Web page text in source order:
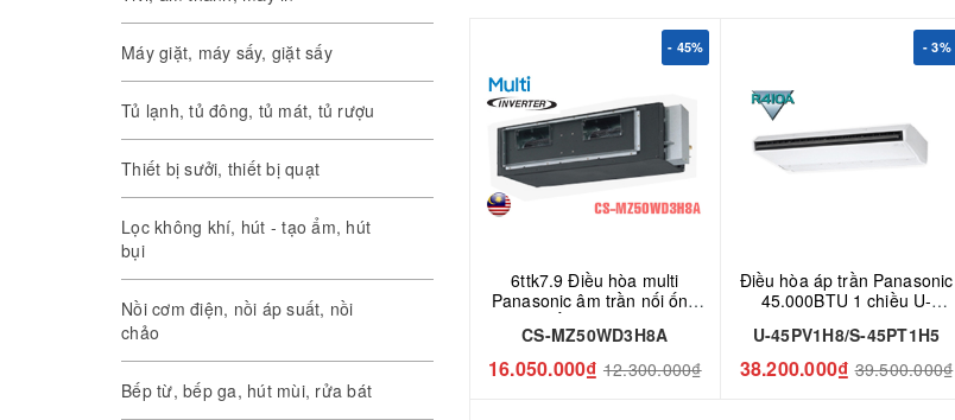
Máy giặt, máy sấy, giặt sấy
Tủ lạnh, tủ đông, tủ mát, tủ rượu
Thiết bị sưởi, thiết bị quạt
Lọc không khí, hút - tạo ẩm, hút
bụi
Nồi cơm điện, nồi áp suất, nồi
chảo
Bếp từ, bếp ga, hút mùi, rửa bát
- 45%
6ttk7.9 Điều hòa multi
Panasonic âm trần nối ống
gió 2 chiều 18000BTU CS-
MZ50WD3H8A
CS-MZ50WD3H8A
16.050.000₫ 12.300.000₫
- 3%
Điều hòa áp trần Panasonic
45.000BTU 1 chiều U-
U-45PV1H8/S-45PT1H5
38.200.000₫ 39.500.000₫